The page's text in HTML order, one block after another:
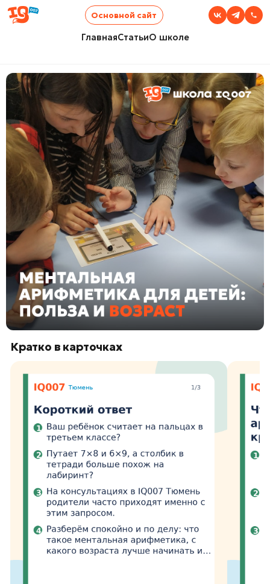
ГлавнаяСтатьиО школе
Основной сайт
Кратко в карточках